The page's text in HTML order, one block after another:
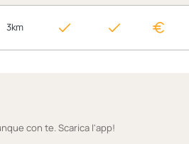
3km
con te. Scarica l'app!